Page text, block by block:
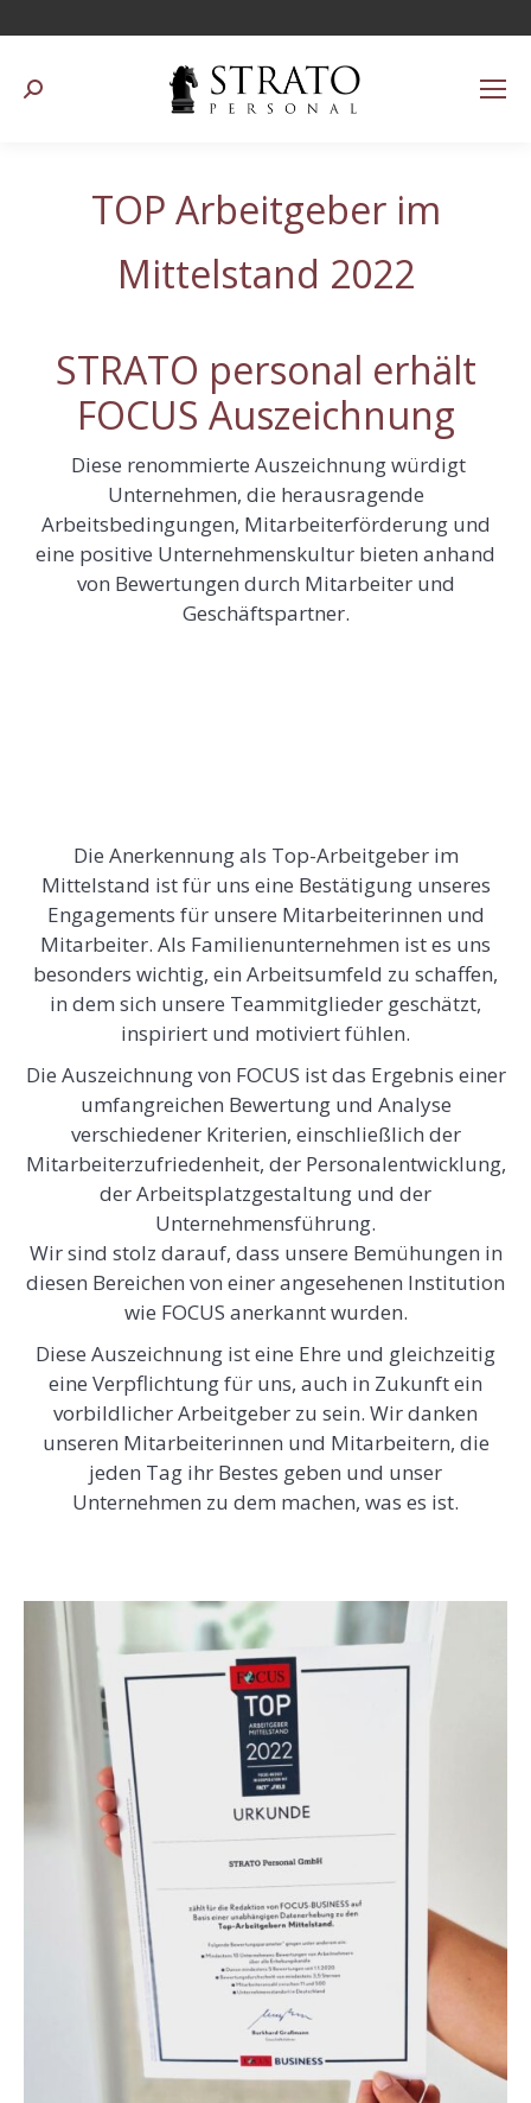
Suchen:
TOP Arbeitgeber im
Mittelstand 2022
STRATO personal erhält
FOCUS Auszeichnung
Diese renommierte Auszeichnung würdigt
Unternehmen, die herausragende
Arbeitsbedingungen, Mitarbeiterförderung und
eine positive Unternehmenskultur bieten anhand
von Bewertungen durch Mitarbeiter und
Geschäftspartner.
Die Anerkennung als Top-Arbeitgeber im
Mittelstand ist für uns eine Bestätigung unseres
Engagements für unsere Mitarbeiterinnen und
Mitarbeiter. Als Familienunternehmen ist es uns
besonders wichtig, ein Arbeitsumfeld zu schaffen,
in dem sich unsere Teammitglieder geschätzt,
inspiriert und motiviert fühlen.
Die Auszeichnung von FOCUS ist das Ergebnis einer
umfangreichen Bewertung und Analyse
verschiedener Kriterien, einschließlich der
Mitarbeiterzufriedenheit, der Personalentwicklung,
der Arbeitsplatzgestaltung und der
Unternehmensführung.
Wir sind stolz darauf, dass unsere Bemühungen in
diesen Bereichen von einer angesehenen Institution
wie FOCUS anerkannt wurden.
Diese Auszeichnung ist eine Ehre und gleichzeitig
eine Verpflichtung für uns, auch in Zukunft ein
vorbildlicher Arbeitgeber zu sein. Wir danken
unseren Mitarbeiterinnen und Mitarbeitern, die
jeden Tag ihr Bestes geben und unser
Unternehmen zu dem machen, was es ist.